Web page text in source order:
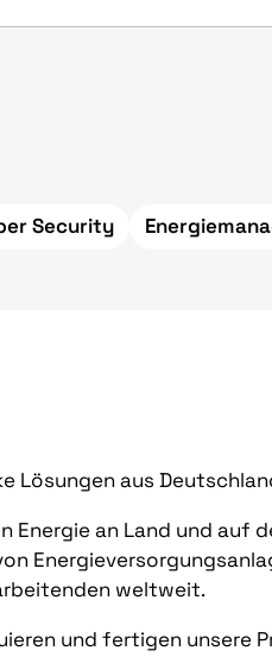
Security
Lösungen aus
Energie an Land und auf
weltweit.
und fertigen unsere